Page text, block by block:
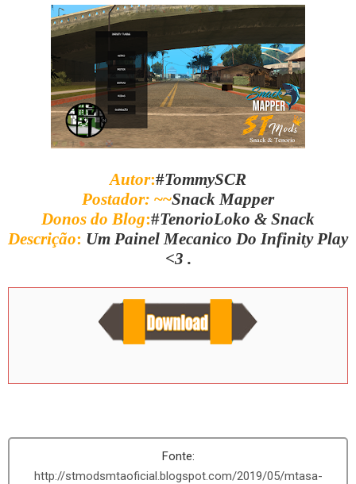
Autor:#TommySCR
Postador: ~~Snack Mapper
Donos do Blog:#TenorioLoko & Snack
Descrição: Um Painel Mecanico Do Infinity Play
<3 .
http://stmodsmtaoficial.blogspot.com/2019/05/mtasa-